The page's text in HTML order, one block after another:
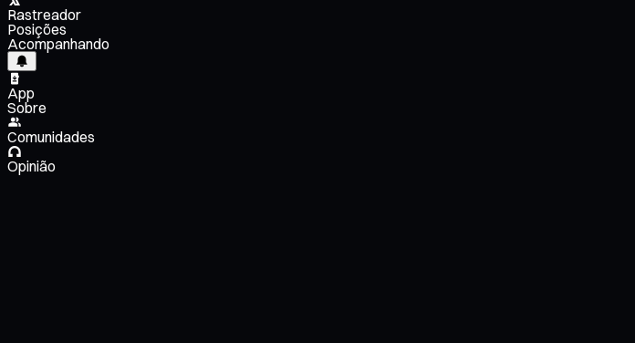
Rastreador
Posições
Acompanhando
App
Sobre
Comunidades
Opinião